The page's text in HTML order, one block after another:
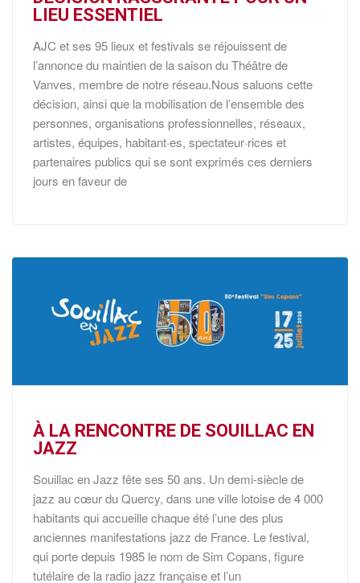
LIEU ESSENTIEL
AJC et ses 95 lieux et festivals se réjouissent de
l’annonce du maintien de la saison du Théâtre de
Vanves, membre de notre réseau.Nous saluons cette
décision, ainsi que la mobilisation de l’ensemble des
personnes, organisations professionnelles, réseaux,
artistes, équipes, habitant·es, spectateur·rices et
partenaires publics qui se sont exprimés ces derniers
jours en faveur de
À LA RENCONTRE DE SOUILLAC EN
JAZZ
Souillac en Jazz fête ses 50 ans. Un demi-siècle de
jazz au cœur du Quercy, dans une ville lotoise de 4 000
habitants qui accueille chaque été l’une des plus
anciennes manifestations jazz de France. Le festival,
qui porte depuis 1985 le nom de Sim Copans, figure
tutélaire de la radio jazz française et l’un